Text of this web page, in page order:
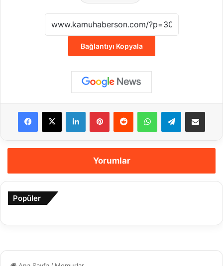
Bağlantıyı Kopyala
Facebook
X LinkedInPinterestReddit WhatsAppTelegramE-Posta ile
Yorumlar
Popüler